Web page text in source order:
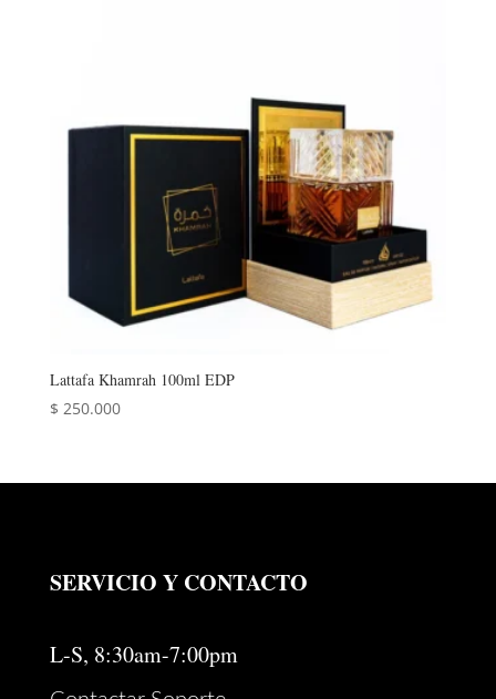
Lattafa Khamrah 100ml EDP
$ 250.000
SERVICIO Y CONTACTO
L-S, 8:30am-7:00pm